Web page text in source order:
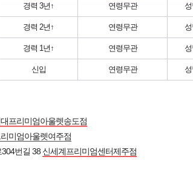
경력 3년↑ 연령무관
경력 2년↑ 연령무관
경력 1년↑ 연령무관
신입 연령무관
프리미엄아울렛송도점
미엄아울렛여주점
번길 38 신세계프리미엄센터제주점